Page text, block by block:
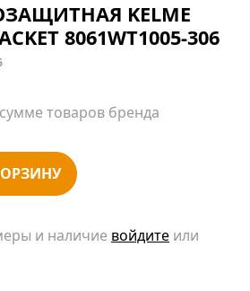
KELME
8061WT1005-306
товаров бренда
и наличие войдите или